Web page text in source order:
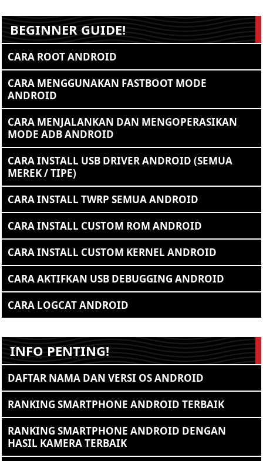
BEGINNER GUIDE!
CARA ROOT ANDROID
CARA MENGGUNAKAN FASTBOOT MODE
ANDROID
CARA MENJALANKAN DAN MENGOPERASIKAN
MODE ADB ANDROID
CARA INSTALL USB DRIVER ANDROID (SEMUA
MEREK / TIPE)
CARA INSTALL TWRP SEMUA ANDROID
CARA INSTALL CUSTOM ROM ANDROID
CARA INSTALL CUSTOM KERNEL ANDROID
CARA AKTIFKAN USB DEBUGGING ANDROID
CARA LOGCAT ANDROID
INFO PENTING!
DAFTAR NAMA DAN VERSI OS ANDROID
RANKING SMARTPHONE ANDROID TERBAIK
RANKING SMARTPHONE ANDROID DENGAN
HASIL KAMERA TERBAIK